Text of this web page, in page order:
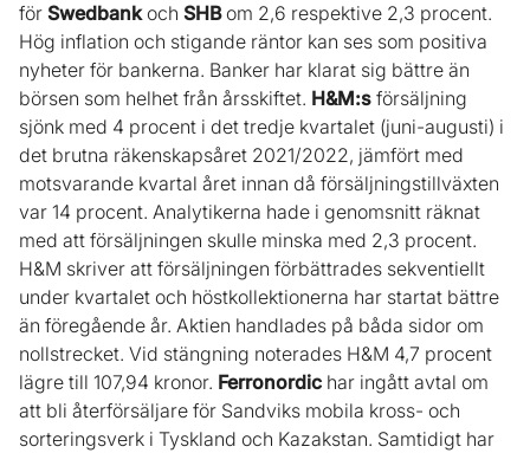
för Swedbankoch SHBom 2,6 respektive 2,3 procent.
Hög inflation och stigande räntor kan ses som positiva
nyheter för bankerna. Banker har klarat sig bättre än
börsen som helhet från årsskiftet. H&M:s försäljning
sjönk med 4 procent i det tredje kvartalet (juni-augusti) i
det brutna räkenskapsåret 2021/2022, jämfört med
motsvarande kvartal året innan då försäljningstillväxten
var 14 procent. Analytikerna hade i genomsnitt räknat
med att försäljningen skulle minska med 2,3 procent.
H&M skriver att försäljningen förbättrades sekventiellt
under kvartalet och höstkollektionerna har startat bättre
än föregående år. Aktien handlades på båda sidor om
nollstrecket. Vid stängning noterades H&M 4,7 procent
lägre till 107,94 kronor. Ferronordic har ingått avtal om
att bli återförsäljare för Sandviks mobila kross- och
sorteringsverk i Tyskland och Kazakstan. Samtidigt har